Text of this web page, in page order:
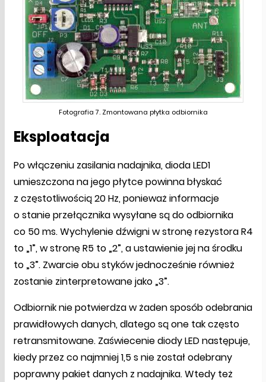
Fotografia 7. Zmontowana płytka odbiornika
Eksploatacja
Po włączeniu zasilania nadajnika, dioda LED1
umieszczona na jego płytce powinna błyskać
z częstotliwością 20 Hz, ponieważ informacje
o stanie przełącznika wysyłane są do odbiornika
co 50 ms. Wychylenie dźwigni w stronę rezystora R4
to „1”, w stronę R5 to „2”, a ustawienie jej na środku
to „3”. Zwarcie obu styków jednocześnie również
zostanie zinterpretowane jako „3”.
Odbiornik nie potwierdza w żaden sposób odebrania
prawidłowych danych, dlatego są one tak często
retransmitowane. Zaświecenie diody LED następuje,
kiedy przez co najmniej 1,5 s nie został odebrany
poprawny pakiet danych z nadajnika. Wtedy też